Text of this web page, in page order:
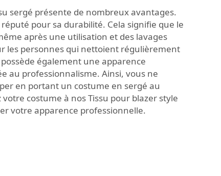
sergé présente de nombreux avantages.
pour sa durabilité. Cela signifie que le
après une utilisation et des lavages
les personnes qui nettoient régulièrement
également une apparence
au professionnalisme. Ainsi, vous ne
en portant un costume en sergé au
votre costume à nosTissu pour blazer style
votre apparence professionnelle.